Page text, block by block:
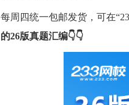
每周四统一包邮发货，可在
的26版真题汇编👇👇